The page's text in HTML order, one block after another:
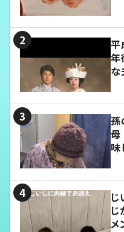
平
年
な
孫
母
味
じ
メ